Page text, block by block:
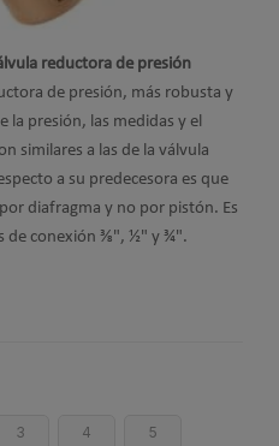
reductora de presión
de presión, más robusta y
la presión, las medidas y el
similares a las de la válvula
a su predecesora es que
diafragma y no por pistón. Es
de conexión ⅜", ½" y ¾".
3 4 5